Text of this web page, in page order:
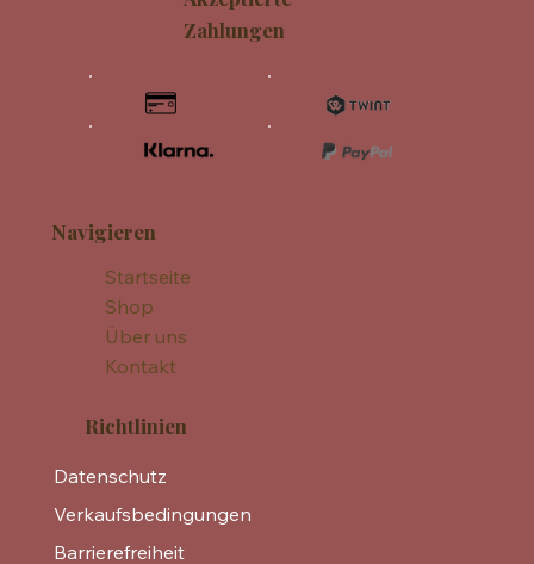
Navigieren
Startseite
Shop
Über uns
Kontakt
Richtlinien
Datenschutz
Verkaufsbedingungen
Barrierefreiheit
Zahlungen